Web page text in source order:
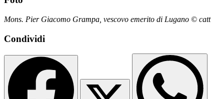
Mons. Pier Giacomo Grampa, vescovo emerito di Lugano © catt
Condividi